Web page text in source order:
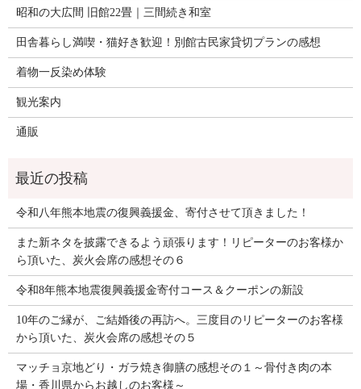
昭和の大広間 旧館22畳｜三間続き和室
田舎暮らし満喫・猫好き歓迎！別館古民家貸切プランの感想
着物一反染め体験
観光案内
通販
令和八年熊本地震の復興義援金、寄付させて頂きました！
また新ネタを披露できるよう頑張ります！リピーターのお客様か
ら頂いた、炭火会席の感想その６
令和8年熊本地震復興義援金寄付コース＆クーポンの新設
10年のご縁が、ご結婚後の再訪へ。三度目のリピーターのお客様
から頂いた、炭火会席の感想その５
マッチョ京地どり・ガラ焼き御膳の感想その１～骨付き肉の本
場・香川県からお越しのお客様～